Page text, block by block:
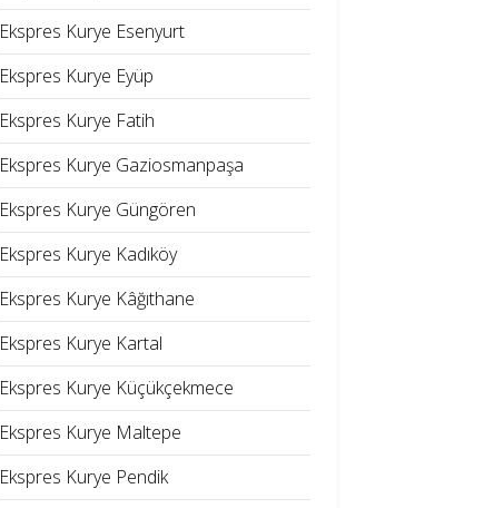
Ekspres Kurye Esenyurt
Ekspres Kurye Eyüp
Ekspres Kurye Fatih
Ekspres Kurye Gaziosmanpaşa
Ekspres Kurye Güngören
Ekspres Kurye Kadıköy
Ekspres Kurye Kâğıthane
Ekspres Kurye Kartal
Ekspres Kurye Küçükçekmece
Ekspres Kurye Maltepe
Ekspres Kurye Pendik